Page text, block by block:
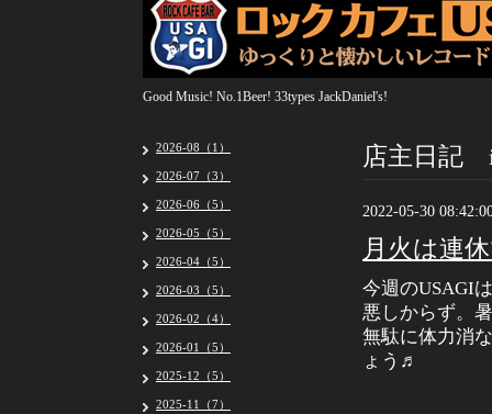
Good Music! No.1Beer! 33types JackDaniel's!
店主日記
2022-05-30
月火は連
今週のUSAGI
悪しからず。
無駄に体力消
ょう♬
2026-08（1）
2026-07（3）
2026-06（5）
2026-05（5）
2026-04（5）
2026-03（5）
2026-02（4）
2026-01（5）
2025-12（5）
2025-11（7）